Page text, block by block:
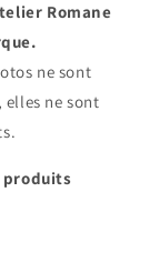
Romane
ne sont
elles ne sont
produits